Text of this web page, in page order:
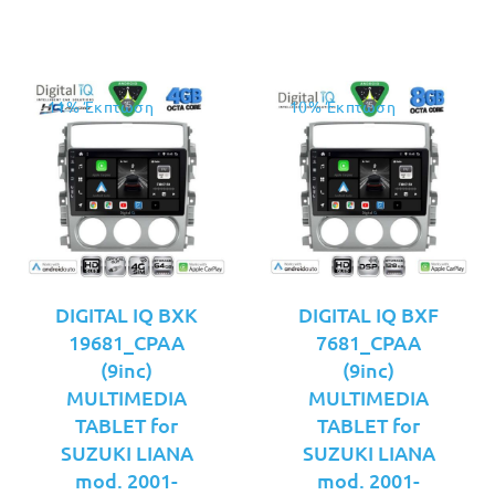
11% Έκπτωση
DIGITAL IQ BXK
19681_CPAA
(9inc)
MULTIMEDIA
TABLET for
SUZUKI LIANA
mod. 2001-
10% Έκπτωση
DIGITAL IQ BXF
7681_CPAA
(9inc)
MULTIMEDIA
TABLET for
SUZUKI LIANA
mod. 2001-